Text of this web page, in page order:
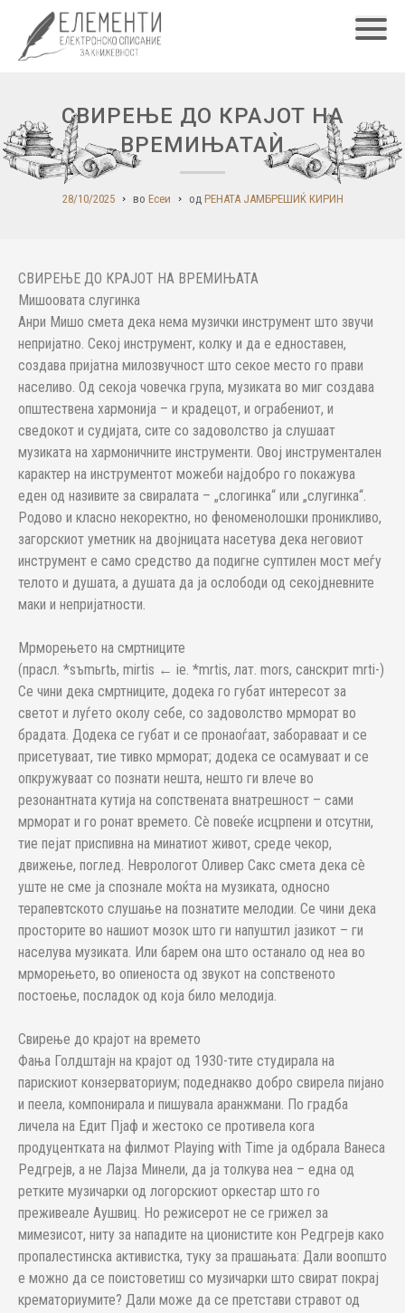
СВИРЕЊЕ ДО КРАЈОТ НА
ВРЕМИЊАТАЍ
28/10/2025 во Есеи од РЕНАТА ЈАМБРЕШИЌ КИРИН
СВИРЕЊЕ ДО КРАЈОТ НА ВРЕМИЊАТА
Мишоовата слугинка
Анри Мишо смета дека нема музички инструмент што звучи
непријатно. Секој инструмент, колку и да е едноставен,
создава пријатна милозвучност што секое место го прави
населиво. Од секоја човечка група, музиката во миг создава
општествена хармонија – и крадецот, и ограбениот, и
сведокот и судијата, сите со задоволство ја слушаат
музиката на хармоничните инструменти. Овој инструментален
карактер на инструментот можеби најдобро го покажува
еден од називите за свиралата – „слогинка“ или „слугинка“.
Родово и класно некоректно, но феноменолошки проникливо,
загорскиот уметник на двојницата насетува дека неговиот
инструмент е само средство да подигне суптилен мост меѓу
телото и душата, а душата да ја ослободи од секојдневните
маки и непријатности.
Мрморењето на смртниците
(прасл. *sъmьrtь, mirtis ← ie. *mrtis, лат. mors, санскрит mrti-)
Се чини дека смртниците, додека го губат интересот за
светот и луѓето околу себе, со задоволство мрморат во
брадата. Додека се губат и се пронаоѓаат, забораваат и се
присетуваат, тие тивко мрморат; додека се осамуваат и се
опкружуваат со познати нешта, нешто ги влече во
резонантната кутија на сопствената внатрешност – сами
мрморат и го ронат времето. Сè повеќе исцрпени и отсутни,
тие пејат приспивна на минатиот живот, среде чекор,
движење, поглед. Неврологот Оливер Сакс смета дека сè
уште не сме ја спознале моќта на музиката, односно
терапевтското слушање на познатите мелодии. Се чини дека
просторите во нашиот мозок што ги напуштил јазикот – ги
населува музиката. Или барем она што останало од неа во
мрморењето, во опиеноста од звукот на сопственото
постоење, посладок од која било мелодија.
Свирење до крајот на времето
Фања Голдштајн на крајот од 1930-тите студирала на
парискиот конзерваториум; подеднакво добро свирела пијано
и пеела, компонирала и пишувала аранжмани. По градба
личела на Едит Пјаф и жестоко се противела кога
продуцентката на филмот Playing with Time ја одбрала Ванеса
Редгрејв, а не Лајза Минели, да ја толкува неа – една од
ретките музичарки од логорскиот оркестар што го
преживеале Аушвиц. Но режисерот не се грижел за
мимезисот, ниту за нападите на ционистите кон Редгрејв како
пропалестинска активистка, туку за прашањата: Дали воопшто
е можно да се поистоветиш со музичарки што свират покрај
крематориумите? Дали може да се претстави стравот од